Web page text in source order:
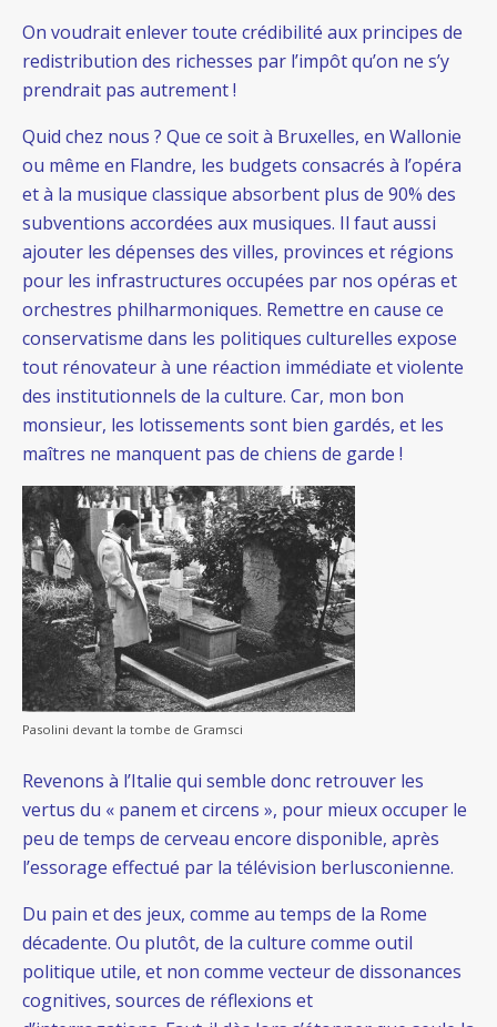
On voudrait enlever toute crédibilité aux principes de
redistribution des richesses par l’impôt qu’on ne s’y
prendrait pas autrement !
Quid chez nous ? Que ce soit à Bruxelles, en Wallonie
ou même en Flandre, les budgets consacrés à l’opéra
et à la musique classique absorbent plus de 90% des
subventions accordées aux musiques. Il faut aussi
ajouter les dépenses des villes, provinces et régions
pour les infrastructures occupées par nos opéras et
orchestres philharmoniques. Remettre en cause ce
conservatisme dans les politiques culturelles expose
tout rénovateur à une réaction immédiate et violente
des institutionnels de la culture. Car, mon bon
monsieur, les lotissements sont bien gardés, et les
maîtres ne manquent pas de chiens de garde !
Pasolini devant la tombe de Gramsci
Revenons à l’Italie qui semble donc retrouver les
vertus du « panem et circens », pour mieux occuper le
peu de temps de cerveau encore disponible, après
l’essorage effectué par la télévision berlusconienne.
Du pain et des jeux, comme au temps de la Rome
décadente. Ou plutôt, de la culture comme outil
politique utile, et non comme vecteur de dissonances
cognitives, sources de réflexions et